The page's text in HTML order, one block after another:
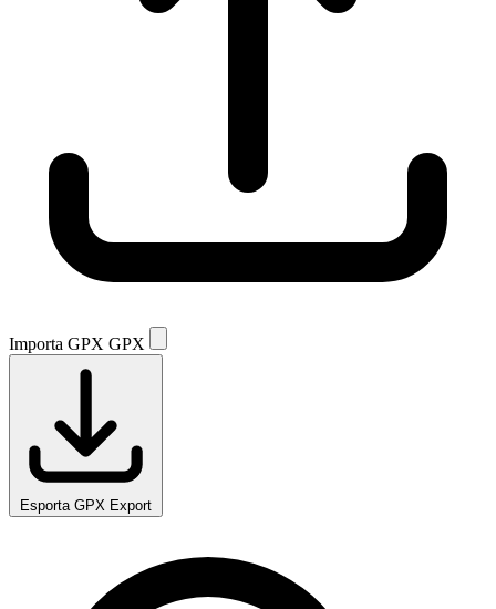
Importa GPX GPX
Esporta GPX Export